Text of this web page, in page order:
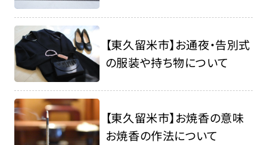
【東久留米市】お通夜・告別式
の服装や持ち物について
【東久留米市】お焼香の意味
お焼香の作法について